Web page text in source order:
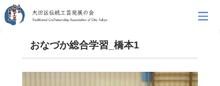
おなづか総合学習_橋本1